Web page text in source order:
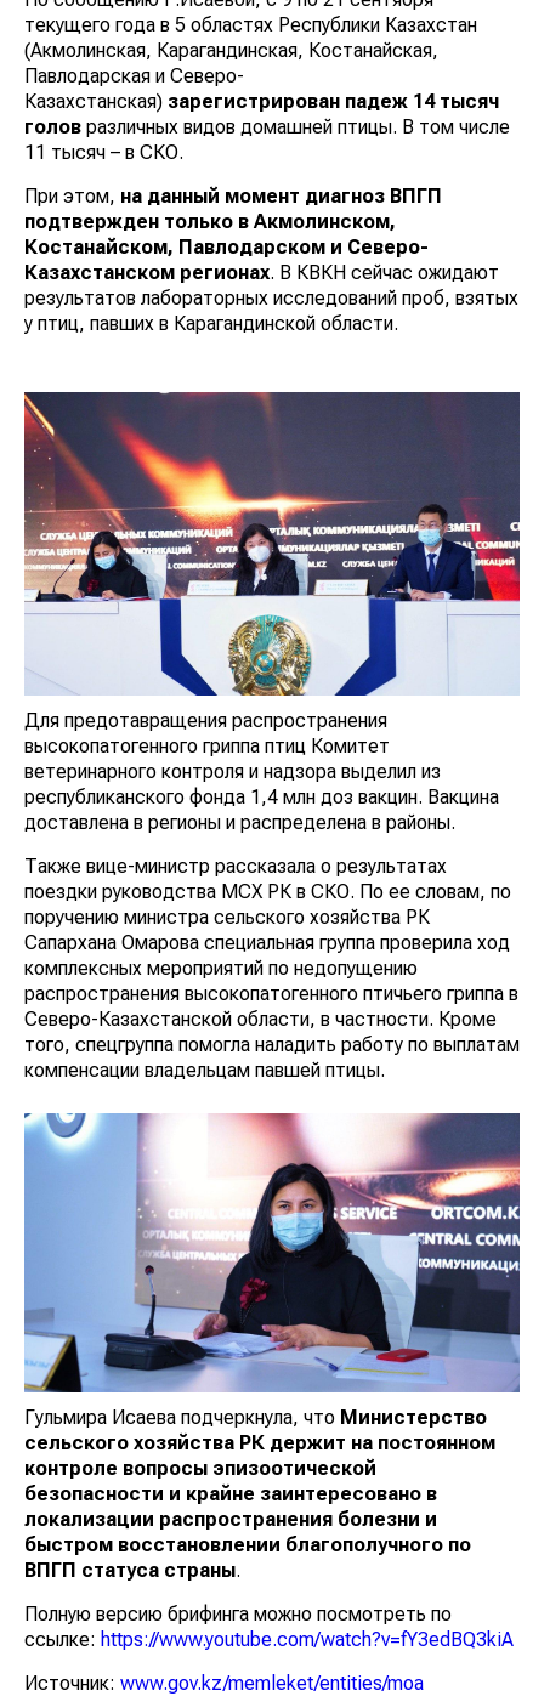
текущего года в 5 областях Республики Казахстан
(Акмолинская, Карагандинская, Костанайская,
Павлодарская и Северо-
Казахстанская) зарегистрирован падеж 14 тысяч
голов различных видов домашней птицы. В том числе
11 тысяч – в СКО.
При этом, на данный момент диагноз ВПГП
подтвержден только в Акмолинском,
Костанайском, Павлодарском и Северо-
Казахстанском регионах. В КВКН сейчас ожидают
результатов лабораторных исследований проб, взятых
у птиц, павших в Карагандинской области.
Для предотавращения распространения
высокопатогенного гриппа птиц Комитет
ветеринарного контроля и надзора выделил из
республиканского фонда 1,4 млн доз вакцин. Вакцина
доставлена в регионы и распределена в районы.
Также вице-министр рассказала о результатах
поездки руководства МСХ РК в СКО. По ее словам, по
поручению министра сельского хозяйства РК
Сапархана Омарова специальная группа проверила ход
комплексных мероприятий по недопущению
распространения высокопатогенного птичьего гриппа в
Северо-Казахстанской области, в частности. Кроме
того, спецгруппа помогла наладить работу по выплатам
компенсации владельцам павшей птицы.
Гульмира Исаева подчеркнула, что Министерство
сельского хозяйства РК держит на постоянном
контроле вопросы эпизоотической
безопасности и крайне заинтересовано в
локализации распространения болезни и
быстром восстановлении благополучного по
ВПГП статуса страны.
Полную версию брифинга можно посмотреть по
ссылке: https://www.youtube.com/watch?v=fY3edBQ3kiA
Источник: www.gov.kz/memleket/entities/moa